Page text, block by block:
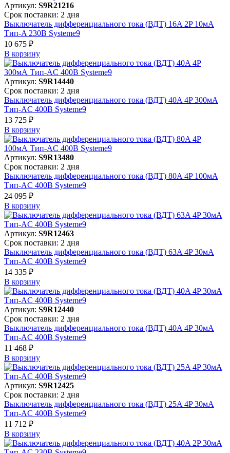
Артикул: S9R21216
Срок поставки: 2 дня
Выключатель дифференциального тока (ВДТ) 16A 2P 10мА
Тип-A 230В Systeme9
10 675 ₽
В корзинy
Артикул: S9R14440
Срок поставки: 2 дня
Выключатель дифференциального тока (ВДТ) 40A 4P 300мА
Тип-AC 400В Systeme9
13 725 ₽
В корзинy
Артикул: S9R13480
Срок поставки: 2 дня
Выключатель дифференциального тока (ВДТ) 80A 4P 100мА
Тип-AC 400В Systeme9
24 095 ₽
В корзинy
Артикул: S9R12463
Срок поставки: 2 дня
Выключатель дифференциального тока (ВДТ) 63A 4P 30мА
Тип-AC 400В Systeme9
14 335 ₽
В корзинy
Артикул: S9R12440
Срок поставки: 2 дня
Выключатель дифференциального тока (ВДТ) 40A 4P 30мА
Тип-AC 400В Systeme9
11 468 ₽
В корзинy
Артикул: S9R12425
Срок поставки: 2 дня
Выключатель дифференциального тока (ВДТ) 25A 4P 30мА
Тип-AC 400В Systeme9
11 712 ₽
В корзинy